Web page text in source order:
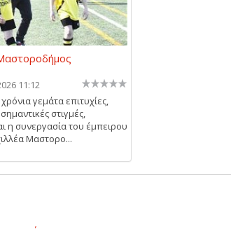
11:12
γεμάτα επιτυχίες,
στιγμές,
η συνεργασία του έμπειρου
Μαστορο...